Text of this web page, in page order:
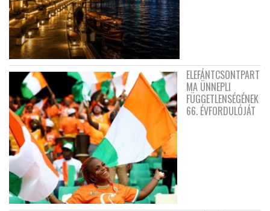
ELEFÁNTCSONTPART
MA ÜNNEPLI
FÜGGETLENSÉGÉNEK
66. ÉVFORDULÓJÁT